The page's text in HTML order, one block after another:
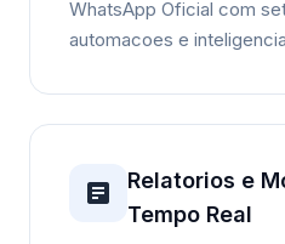
WhatsApp Oficial com
automacoes e
Relatorios e
Tempo Real